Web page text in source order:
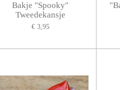
Bakje "Spooky"
Tweedekansje
€ 3,95